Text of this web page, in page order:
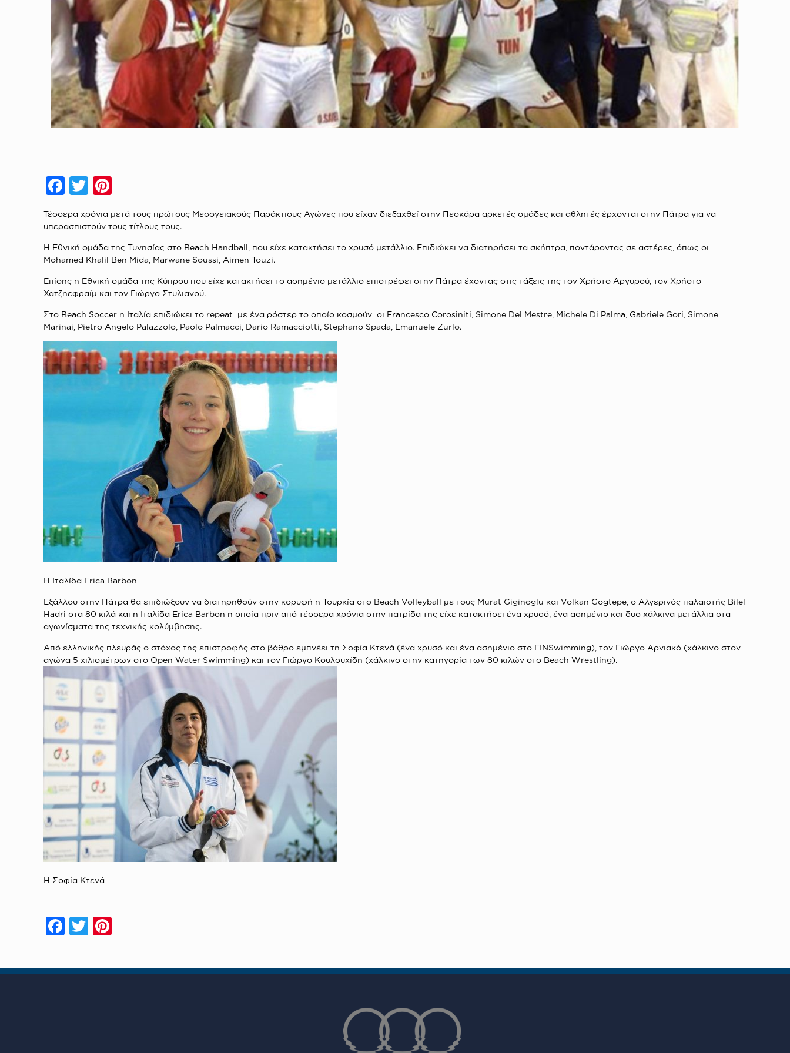
Facebook
Twitter
Τέσσερα χρόνια μετά τους πρώτους Μεσογειακούς Παράκτιους Αγώνες που είχαν διεξαχθεί στην Πεσκάρα αρκετές ομάδες και αθλητές έρχονται στην Πάτρα για να
υπερασπιστούν τους τίτλους τους.
Η Εθνική ομάδα της Τυνησίας στο Beach Handball, που είχε κατακτήσει το χρυσό μετάλλιο. Επιδιώκει να διατηρήσει τα σκήπτρα, ποντάροντας σε αστέρες, όπως οι
Mohamed Khalil Ben Mida, Marwane Soussi, Aimen Touzi.
Επίσης η Εθνική ομάδα της Κύπρου που είχε κατακτήσει το ασημένιο μετάλλιο επιστρέφει στην Πάτρα έχοντας στις τάξεις της τον Χρήστο Αργυρού, τον Χρήστο
Χατζηεφραίμ και τον Γιώργο Στυλιανού.
Στο Beach Soccer η Ιταλία επιδιώκει το repeat με ένα ρόστερ το οποίο κοσμούν οι Francesco Corosiniti, Simone Del Mestre, Michele Di Palma, Gabriele Gori, Simone
Marinai, Pietro Angelo Palazzolo, Paolo Palmacci, Dario Ramacciotti, Stephano Spada, Emanuele Zurlo.
H Ιταλίδα Εrica Βarbon
Εξάλλου στην Πάτρα θα επιδιώξουν να διατηρηθούν στην κορυφή η Τουρκία στο Βeach Volleyball με τους Murat Giginoglu και Volkan Gogtepe, ο Αλγερινός παλαιστής Βilel
Hadri στα 80 κιλά και η Ιταλίδα Εrica Βarbon η οποία πριν από τέσσερα χρόνια στην πατρίδα της είχε κατακτήσει ένα χρυσό, ένα ασημένιο και δυο χάλκινα μετάλλια στα
αγωνίσματα της τεχνικής κολύμβησης.
Από ελληνικής πλευράς ο στόχος της επιστροφής στο βάθρο εμπνέει τη Σοφία Κτενά (ένα χρυσό και ένα ασημένιο στo FINSwimming), τον Γιώργο Αρνιακό (χάλκινο στον
αγώνα 5 χιλιομέτρων στο Οpen Water Swimming) και τον Γιώργο Κουλουχίδη (χάλκινο στην κατηγορία των 80 κιλών στο Beach Wrestling).
H Σοφία Κτενά
Facebook
Twitter